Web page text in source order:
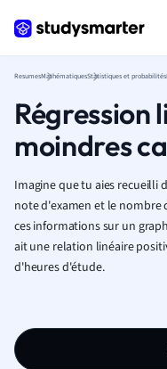
ResumesMathématiquesStatistiques et probabilités
Régression
moindres
Imagine que tu aies recueilli
note d'examen et le
ces informations sur un
ait une relation linéaire
d'heures d'étude.